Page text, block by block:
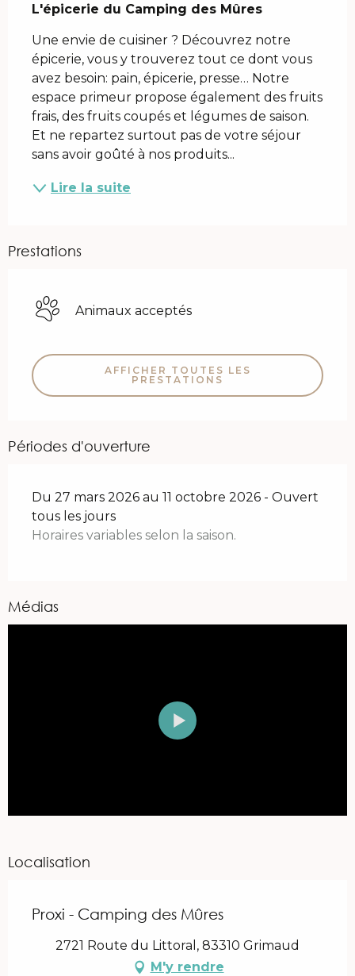
L'épicerie du Camping des Mûres
Une envie de cuisiner ? Découvrez notre
épicerie, vous y trouverez tout ce dont vous
avez besoin: pain, épicerie, presse… Notre
espace primeur propose également des fruits
frais, des fruits coupés et légumes de saison.
Et ne repartez surtout pas de votre séjour
sans avoir goûté à nos produits...
Lire la suite
Prestations
Animaux acceptés
AFFICHER TOUTES LES
PRESTATIONS
Périodes d'ouverture
Du 27 mars 2026 au 11 octobre 2026 - Ouvert
tous les jours
Horaires variables selon la saison.
Médias
Localisation
Proxi - Camping des Mûres
2721 Route du Littoral, 83310 Grimaud
M'y rendre